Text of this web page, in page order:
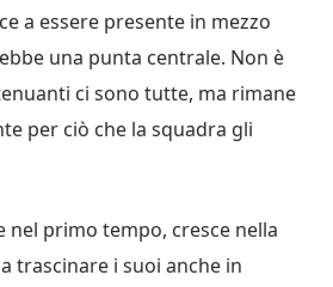
a essere presente in mezzo
una punta centrale. Non è
ci sono tutte, ma rimane
per ciò che la squadra gli
nel primo tempo, cresce nella
trascinare i suoi anche in